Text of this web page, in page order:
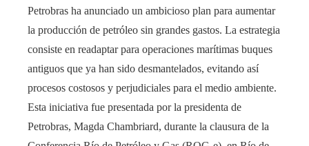
Petrobras ha anunciado un ambicioso plan para aumentar
la producción de petróleo sin grandes gastos. La estrategia
consiste en readaptar para operaciones marítimas buques
antiguos que ya han sido desmantelados, evitando así
procesos costosos y perjudiciales para el medio ambiente.
Esta iniciativa fue presentada por la presidenta de
Petrobras, Magda Chambriard, durante la clausura de la